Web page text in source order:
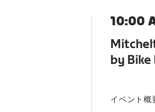
10:00
by Bike
イベント概